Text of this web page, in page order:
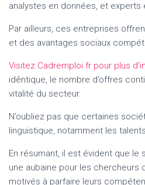
analystes en données, et experts
Par ailleurs, ces entreprises
et des avantages sociaux
Visitez Cadremploi.fr pour plus
idêntique, le nombre d’offres
vitalité du secteur.
N’oubliez pas que certaines
linguistique, notamment les
En résumant, il est évident que
une aubaine pour les chercheurs
motivés à parfaire leurs